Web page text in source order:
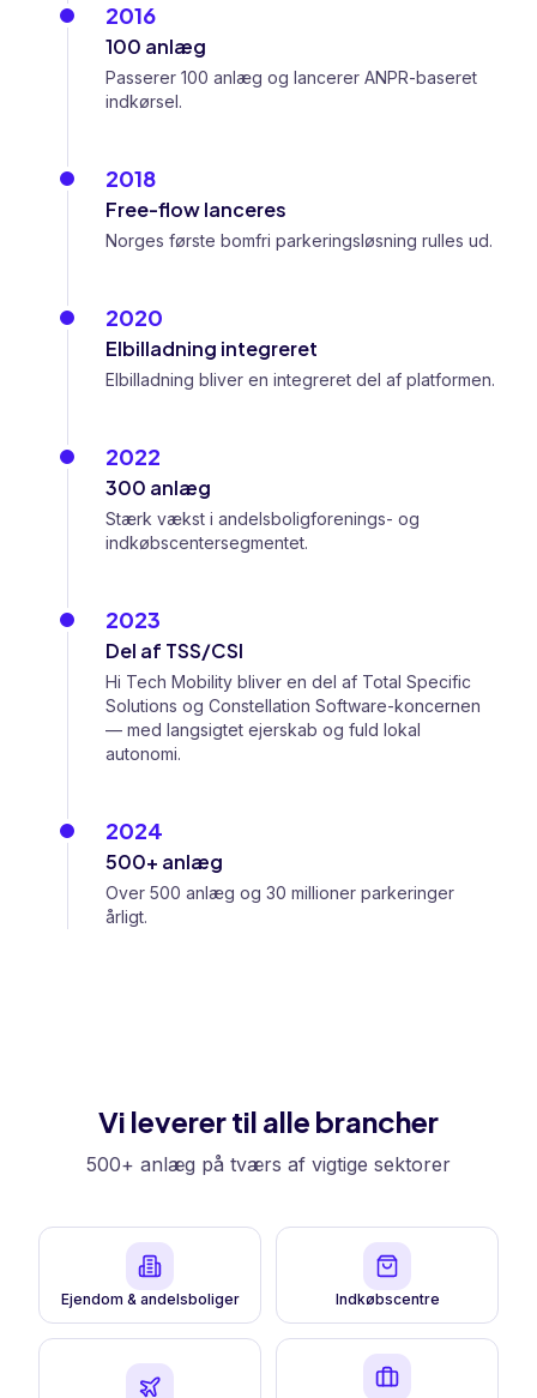
2016
100 anlæg
Passerer 100 anlæg og lancerer ANPR-baseret
indkørsel.
2018
Free-flow lanceres
Norges første bomfri parkeringsløsning rulles ud.
2020
Elbilladning integreret
Elbilladning bliver en integreret del af platformen.
2022
300 anlæg
Stærk vækst i andelsboligforenings- og
indkøbscentersegmentet.
2023
Del af TSS/CSI
Hi Tech Mobility bliver en del af Total Specific
Solutions og Constellation Software-koncernen
— med langsigtet ejerskab og fuld lokal
autonomi.
2024
500+ anlæg
Over 500 anlæg og 30 millioner parkeringer
årligt.
Vi leverer til alle brancher
500+ anlæg på tværs af vigtige sektorer
Ejendom & andelsboliger Indkøbscentre